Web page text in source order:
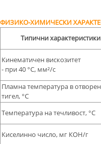
ФИЗИКО-ХИМИЧЕСКИ
Типични характеристики
Кинематичен вискозитет
- при 40 °С, мм²/с
Пламна температура в отворен
тигел, °С
Температура на течливост, °С
Киселинно число, мг КОН/г